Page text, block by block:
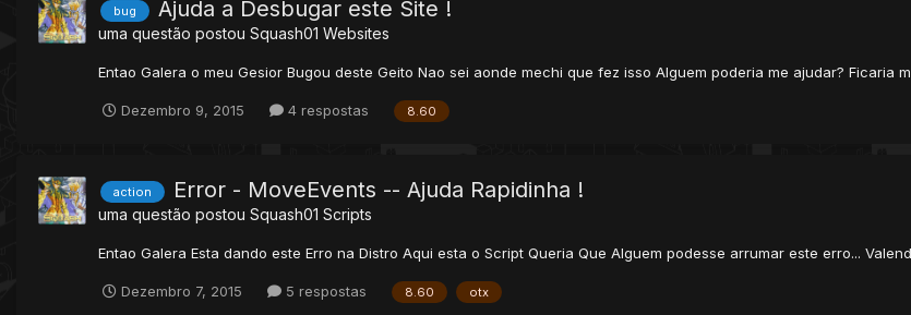
bug Ajuda a Desbugar este Site !
uma questão postou Squash01 Websites
Entao Galera o meu Gesior Bugou deste Geito Nao sei aonde mechi que fez isso Alguem poderia me ajudar? Ficaria
Dezembro 9, 2015 4 respostas 8.60
action Error - MoveEvents -- Ajuda Rapidinha !
uma questão postou Squash01 Scripts
Entao Galera Esta dando este Erro na Distro Aqui esta o Script Queria Que Alguem podesse arrumar este erro...
Dezembro 7, 2015 5 respostas 8.60 otx